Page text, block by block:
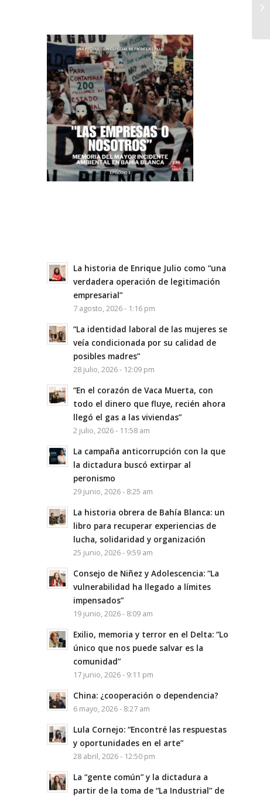
La historia de Enrique Julio como “una
verdadera operación de legitimación
empresarial”
7 agosto, 2026 - 1:16 pm
“La identidad laboral de las mujeres se
veía condicionada por su calidad de
posibles madres”
28 julio, 2026 - 12:09 pm
“En el corazón de Vaca Muerta, con
todo el dinero que fluye, recién ahora
llegó el gas a las viviendas”
2 julio, 2026 - 11:58 am
La campaña anticorrupción con la que
la dictadura buscó extirpar al
peronismo
29 junio, 2026 - 8:25 am
La historia obrera de Bahía Blanca: un
libro para recuperar experiencias de
lucha, solidaridad y organización
25 junio, 2026 - 9:59 am
Consejo de Niñez y Adolescencia: “La
vulnerabilidad ha llegado a límites
impensados”
19 junio, 2026 - 8:09 am
Exilio, memoria y terror en el Delta: “Lo
único que nos puede salvar es la
comunidad”
17 junio, 2026 - 9:11 pm
China: ¿cooperación o dependencia?
6 mayo, 2026 - 8:27 am
Lula Cornejo: “Encontré las respuestas
y oportunidades en el arte”
28 abril, 2026 - 12:50 pm
La “gente común” y la dictadura a
partir de la toma de “La Industrial” de